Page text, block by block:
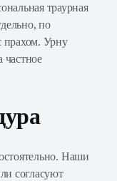
траурная
по
прахом. Урну
частное
Наши
согласуют